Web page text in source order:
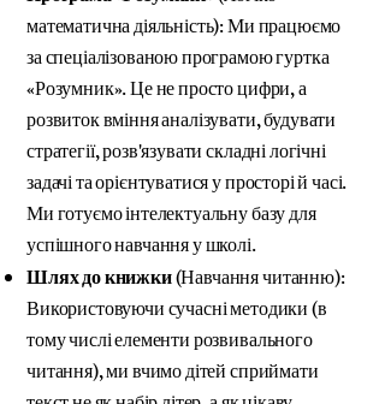
математична діяльність): Ми працюємо
за спеціалізованою програмою гуртка
«Розумник». Це не просто цифри, а
розвиток вміння аналізувати, будувати
стратегії, розв'язувати складні логічні
задачі та орієнтуватися у просторі й часі.
Ми готуємо інтелектуальну базу для
успішного навчання у школі.
Шлях до книжки(Навчання читанню):
Використовуючи сучасні методики (в
тому числі елементи розвивального
читання), ми вчимо дітей сприймати